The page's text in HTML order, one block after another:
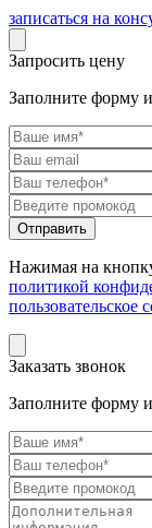
записаться на
Запросить цену
Заполните форму
Нажимая на
политикой
пользовательское
Заказать звонок
Заполните форму